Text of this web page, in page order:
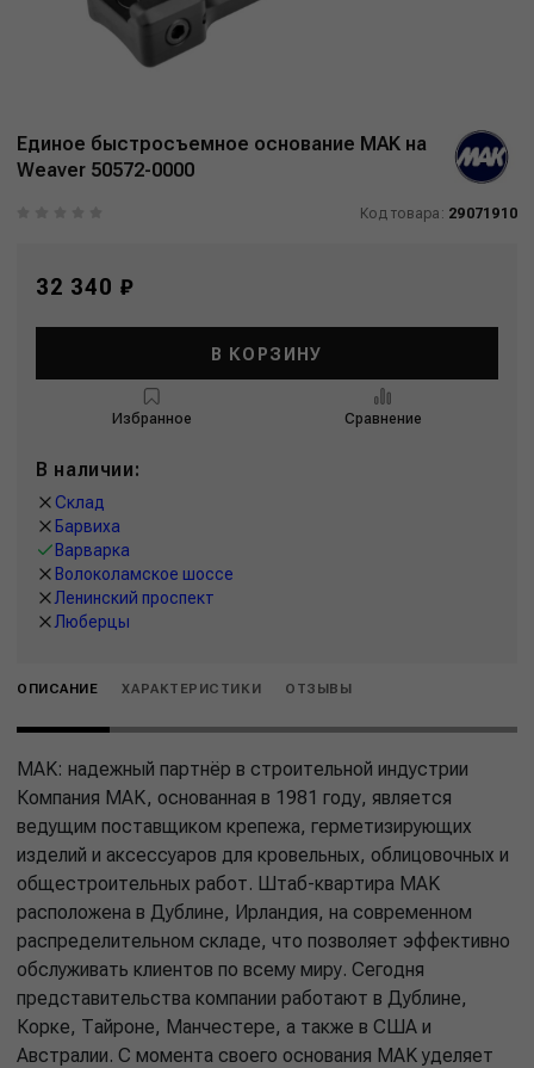
Единое быстросъемное основание MAK на
Weaver 50572-0000
Код товара: 29071910
32 340 ₽
В КОРЗИНУ
Избранное Сравнение
В наличии:
Склад
Барвиха
Варварка
Волоколамское шоссе
Ленинский проспект
Люберцы
ОПИСАНИЕ ХАРАКТЕРИСТИКИ ОТЗЫВЫ
MAK: надежный партнёр в строительной индустрии
Компания MAK, основанная в 1981 году, является
ведущим поставщиком крепежа, герметизирующих
изделий и аксессуаров для кровельных, облицовочных и
общестроительных работ. Штаб-квартира MAK
расположена в Дублине, Ирландия, на современном
распределительном складе, что позволяет эффективно
обслуживать клиентов по всему миру. Сегодня
представительства компании работают в Дублине,
Корке, Тайроне, Манчестере, а также в США и
Австралии. С момента своего основания MAK уделяет